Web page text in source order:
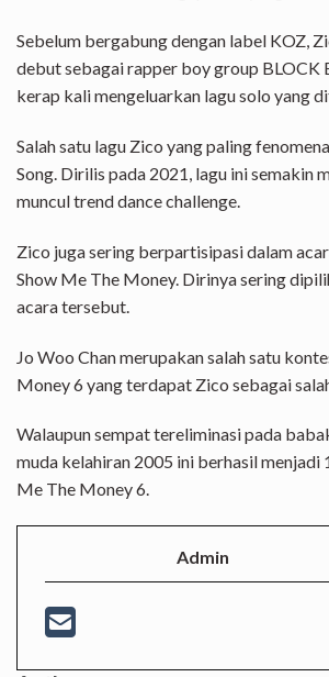
Sebelum bergabung dengan label KOZ,
debut sebagai rapper boy group BLOCK
kerap kali mengeluarkan lagu solo yang
Salah satu lagu Zico yang paling
Song. Dirilis pada 2021, lagu ini semakin
muncul trend dance challenge.
Zico juga sering berpartisipasi dalam
Show Me The Money. Dirinya sering
acara tersebut.
Jo Woo Chan merupakan salah satu
Money 6 yang terdapat Zico sebagai
Walaupun sempat tereliminasi pada
muda kelahiran 2005 ini berhasil menjadi
Me The Money 6.
Admin